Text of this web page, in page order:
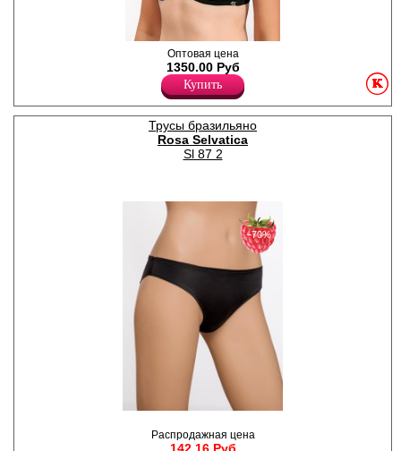
Бюстгальтер балконет с
формованными чашечками
из тонкого поролона. Форма
эргономичная,
приподнимающая грудь
снизу. Модель отличает
стабильный и плотный
обхват пояса с
дополнительной
дублирование спинки
эластичной сеткой,
увеличенная ширина
бретелей и резинок для
уверенной посадки на
фигуре. Модель выполнена
из формованной
микрофибры. Бретели
лансированные. Слева на
поясе металлический
брендированный подвес.
Размер чашки у этой модели
С (обозначен буквой в конце
Полиамид 88%
Спандекс 12%
Оптовая цена
1350.00 Руб
Купить
Трусы бразильяно
Rosa Selvatica
Sl 87 2
однотонные, с заниженной
линией талии, с
−70%
Распродажная цена